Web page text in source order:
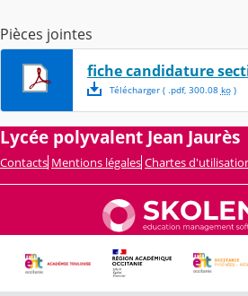
Pièces jointes
fiche candidature
Télécharger( .pdf, 300.08 ko)
Lycée polyvalent Jean Jaurès
Contacts Mentions légales Chartes